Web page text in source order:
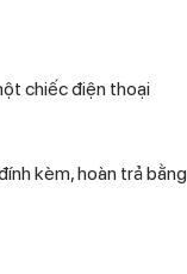
chiếc điện thoại
kèm, hoàn trả bằng